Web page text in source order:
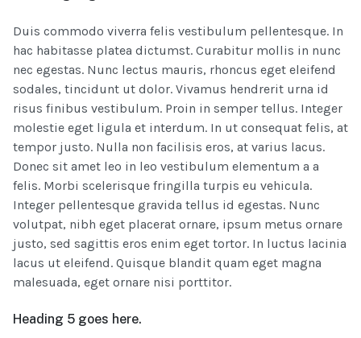
Duis commodo viverra felis vestibulum pellentesque. In
hac habitasse platea dictumst. Curabitur mollis in nunc
nec egestas. Nunc lectus mauris, rhoncus eget eleifend
sodales, tincidunt ut dolor. Vivamus hendrerit urna id
risus finibus vestibulum. Proin in semper tellus. Integer
molestie eget ligula et interdum. In ut consequat felis, at
tempor justo. Nulla non facilisis eros, at varius lacus.
Donec sit amet leo in leo vestibulum elementum a a
felis. Morbi scelerisque fringilla turpis eu vehicula.
Integer pellentesque gravida tellus id egestas. Nunc
volutpat, nibh eget placerat ornare, ipsum metus ornare
justo, sed sagittis eros enim eget tortor. In luctus lacinia
lacus ut eleifend. Quisque blandit quam eget magna
malesuada, eget ornare nisi porttitor.
Heading 5 goes here.